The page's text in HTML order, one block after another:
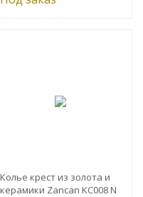
Колье крест из золота и
керамики Zancan KC008 N